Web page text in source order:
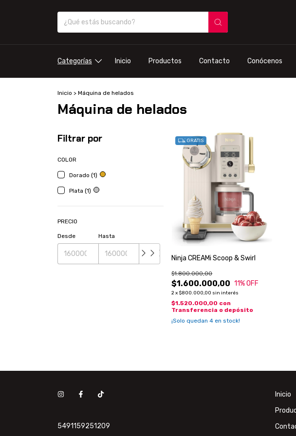
Categorías Inicio Productos Contacto Conócenos
Inicio > Máquina de helados
Máquina de helados
Filtrar por
COLOR
Dorado (1)
Plata (1)
PRECIO
Desde Hasta
GRATIS
Ninja CREAMi Scoop & Swirl
$1.600.000,00
$1.800.000,00
11% OFF
2x $800.000,00 sin interés
$1.520.000,00 con
Transferencia o depósito
¡Solo quedan4 en stock!
5491159251209
Inicio